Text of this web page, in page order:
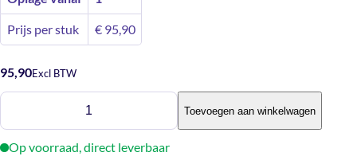
Prijs per stuk €95,90
95,90Excl BTW
Prijstang
Toevoegen aan winkelwagen
Op voorraad, direct leverbaar